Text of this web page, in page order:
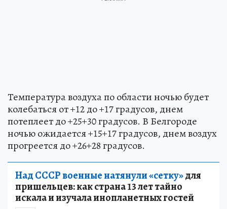
Температура воздуха по области ночью будет
колебаться от +12 до +17 градусов, днем
потеплеет до +25+30 градусов. В Белгороде
ночью ожидается +15+17 градусов, днем воздух
прогреется до +26+28 градусов.
Над СССР военные натянули «сетку»для
пришельцев: как страна 13 лет тайно
искала и изучала инопланетных гостей